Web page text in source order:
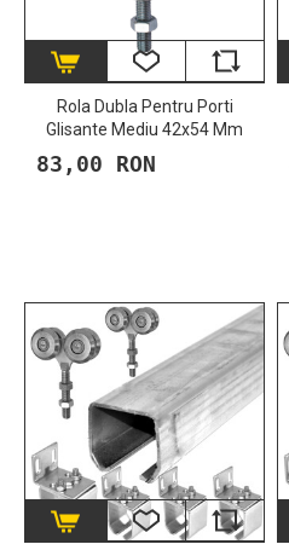
Rola Dubla Pentru Porti
Glisante Mediu 42x54 Mm
83,00 RON